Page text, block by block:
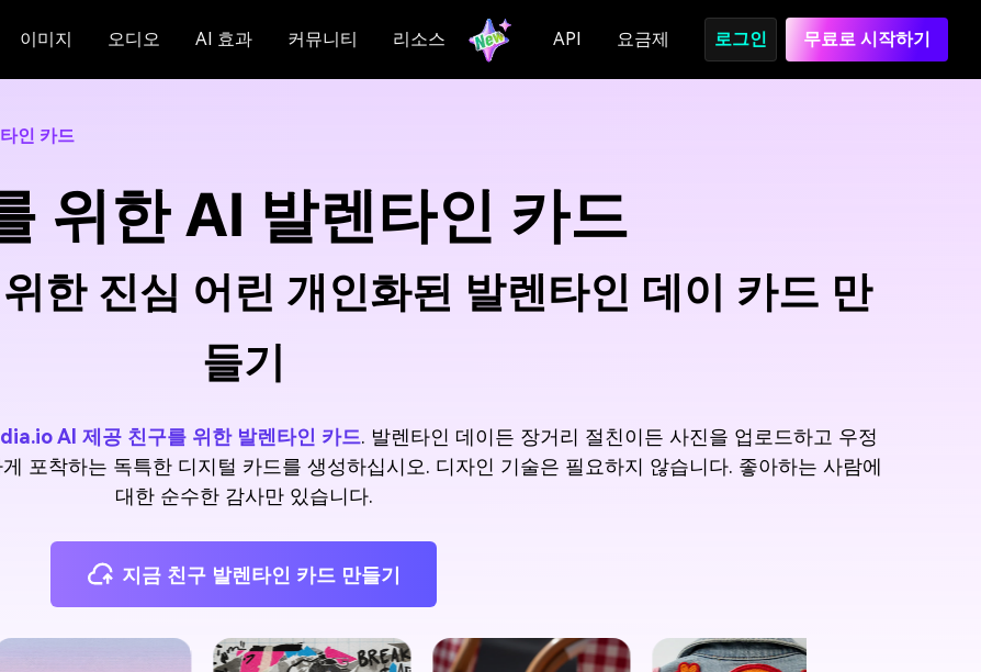
이미지 오디오 AI 효과 커뮤니티 리소스 API 요금제 로그인 무료로 시작하기
인 카드
위한 AI 발렌타인 카드
한 진심 어린 개인화된 발렌타인 데이 카드 만
들기
AI 제공 친구를 위한 발렌타인 카드. 발렌타인 데이든 장거리 절친이든 사진을 업로드하고 우정
포착하는 독특한 디지털 카드를 생성하십시오. 디자인 기술은 필요하지 않습니다. 좋아하는 사람에
대한 순수한 감사만 있습니다.
지금 친구 발렌타인 카드 만들기